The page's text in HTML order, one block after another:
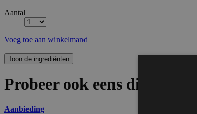
Aantal
Voeg toe aan winkelmand
Probeer ook eens dit lekkers!
Aanbieding